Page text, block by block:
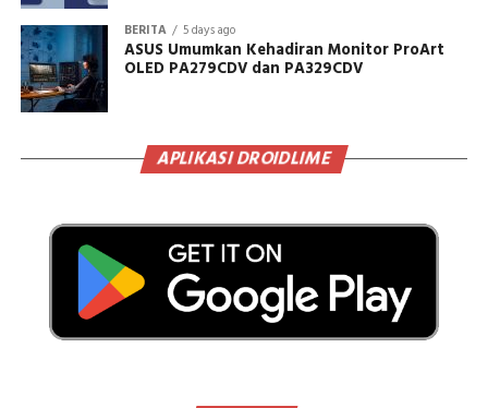
BERITA 5 days ago
ASUS Umumkan Kehadiran Monitor ProArt
OLED PA279CDV dan PA329CDV
APLIKASI DROIDLIME